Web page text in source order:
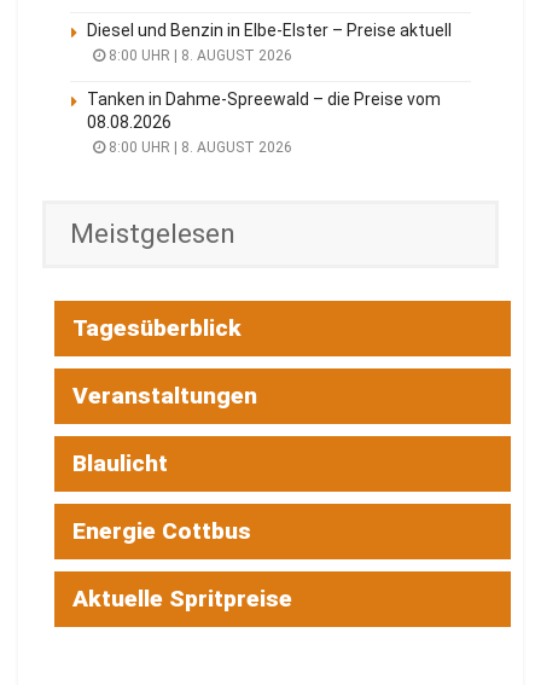
Diesel und Benzin in Elbe-Elster – Preise aktuell
8:00 UHR | 8. AUGUST 2026
Tanken in Dahme-Spreewald – die Preise vom
08.08.2026
8:00 UHR | 8. AUGUST 2026
Meistgelesen
Tagesüberblick
Veranstaltungen
Blaulicht
Energie Cottbus
Aktuelle Spritpreise